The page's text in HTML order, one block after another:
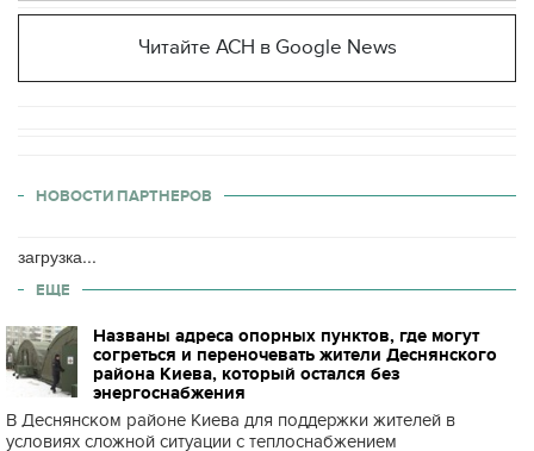
Читайте АСН в Google News
НОВОСТИ ПАРТНЕРОВ
загрузка...
ЕЩЕ
Названы адреса опорных пунктов, где могут
согреться и переночевать жители Деснянского
района Киева, который остался без
энергоснабжения
В Деснянском районе Киева для поддержки жителей в
условиях сложной ситуации с теплоснабжением